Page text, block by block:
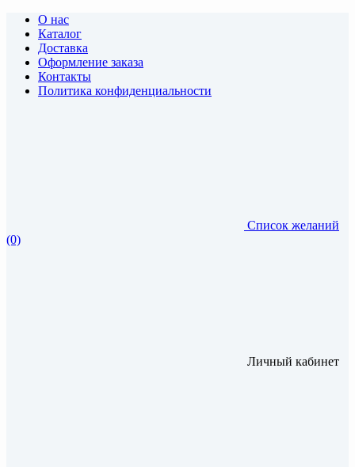
О нас
Каталог
Доставка
Оформление заказа
Контакты
Политика конфиденциальности
Список желаний
(0)
Личный кабинет